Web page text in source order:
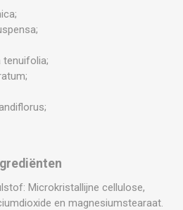
tenuifolia;
Microkristallijne cellulose,
en magnesiumstearaat.